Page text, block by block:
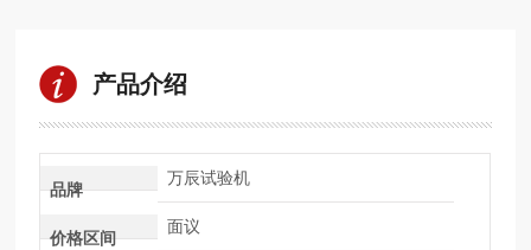
产品介绍
品牌
万辰试验机
价格区间
面议